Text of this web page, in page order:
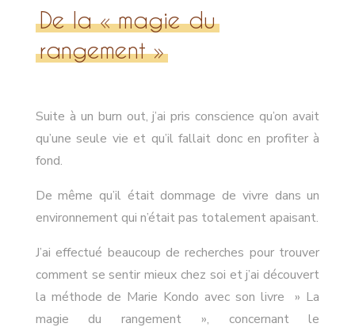
De la « magie du
rangement »
Suite à un burn out, j’ai pris conscience qu’on avait
qu’une seule vie et qu’il fallait donc en profiter à
fond.
De même qu’il était dommage de vivre dans un
environnement qui n’était pas totalement apaisant.
J’ai effectué beaucoup de recherches pour trouver
comment se sentir mieux chez soi et j’ai découvert
la méthode de Marie Kondo avec son livre » La
magie du rangement », concernant le